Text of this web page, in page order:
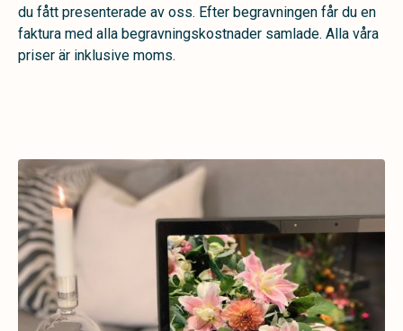
du fått presenterade av oss. Efter begravningen får du en
faktura med alla begravningskostnader samlade. Alla våra
priser är inklusive moms.